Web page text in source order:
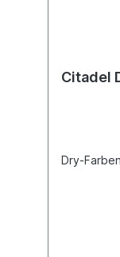
Citadel
Dry-